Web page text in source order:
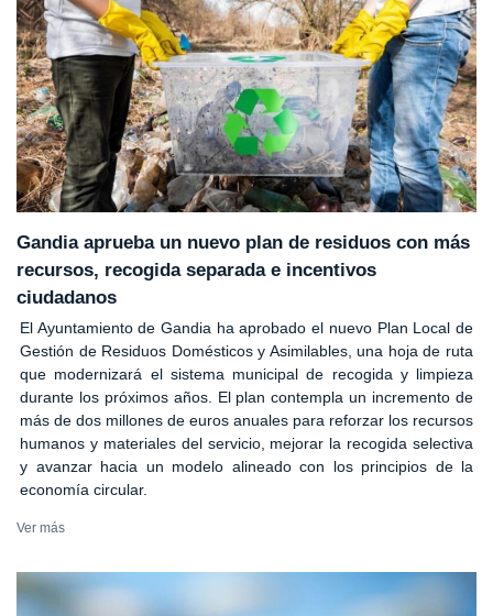
Gandia aprueba un nuevo plan de residuos con más
recursos, recogida separada e incentivos
ciudadanos
El Ayuntamiento de Gandia ha aprobado el nuevo Plan Local de
Gestión de Residuos Domésticos y Asimilables, una hoja de ruta
que modernizará el sistema municipal de recogida y limpieza
durante los próximos años. El plan contempla un incremento de
más de dos millones de euros anuales para reforzar los recursos
humanos y materiales del servicio, mejorar la recogida selectiva
y avanzar hacia un modelo alineado con los principios de la
economía circular.
Ver más